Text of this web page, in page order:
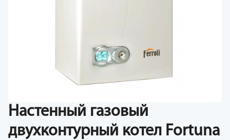
Настенный газовый
двухконтурный котел Fortuna